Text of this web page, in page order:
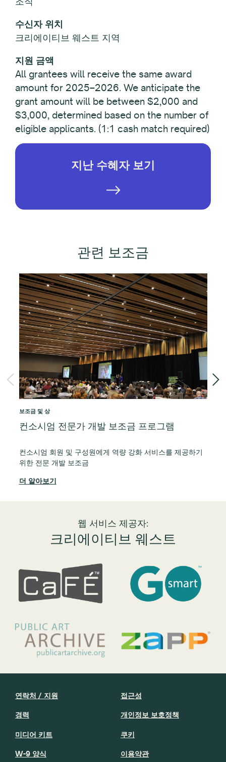
수신자 위치
크리에이티브 웨스트 지역
지원 금액
All grantees will receive the same award
amount for 2025–2026. We anticipate the
grant amount will be between $2,000 and
$3,000, determined based on the number of
eligible applicants. (1:1 cash match required)
지난 수혜자 보기
관련 보조금
보조금 및 상
컨소시엄 전문가 개발 보조금 프로그램
컨소시엄 회원 및 구성원에게 역량 강화 서비스를 제공하기
위한 전문 개발 보조금
더 알아보기
웹 서비스 제공자:
크리에이티브 웨스트
연락처 / 지원
경력
미디어 키트
W-9 양식
접근성
개인정보 보호정책
쿠키
이용약관